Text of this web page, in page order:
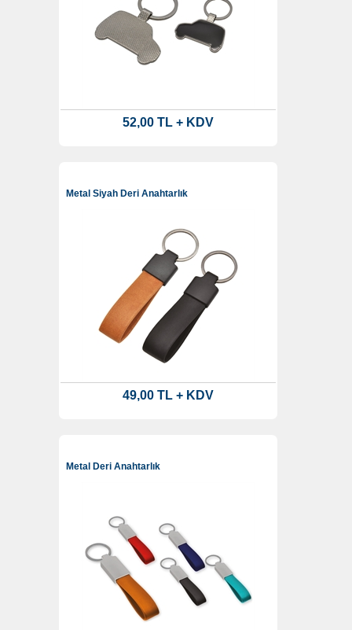
52,00 TL + KDV
Metal Siyah Deri Anahtarlık
49,00 TL + KDV
Metal Deri Anahtarlık